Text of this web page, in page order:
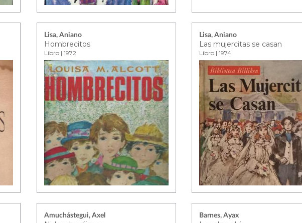
Lisa, Aniano
Hombrecitos
Libro | 1972
Lisa, Aniano
Las mujercitas se casan
Libro | 1974
Amuchástegui, Axel Barnes, Ayax